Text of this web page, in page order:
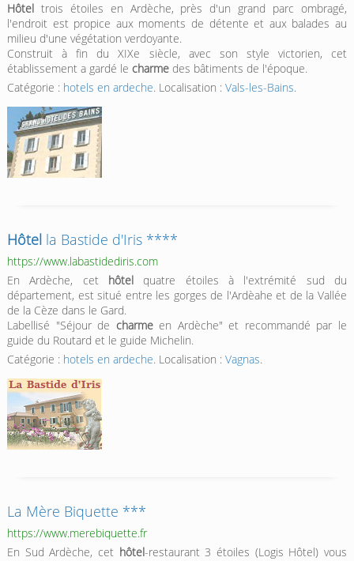
Hôteltrois étoiles en Ardèche, près d'un grand parc ombragé,
l'endroit est propice aux moments de détente et aux balades au
milieu d'une végétation verdoyante.
Construit à fin du XIXe siècle, avec son style victorien, cet
établissement a gardé le charmedes bâtiments de l'époque.
Catégorie : hotels en ardeche. Localisation : Vals-les-Bains.
Hôtella Bastide d'Iris ****
https://www.labastidediris.com
En Ardèche, cet hôtelquatre étoiles à l'extrémité sud du
département, est situé entre les gorges de l'Ardèahe et de la Vallée
de la Cèze dans le Gard.
Labellisé "Séjour de charmeen Ardèche" et recommandé par le
guide du Routard et le guide Michelin.
Catégorie : hotels en ardeche. Localisation : Vagnas.
La Mère Biquette ***
https://www.merebiquette.fr
En Sud Ardèche, cet hôtel-restaurant 3 étoiles (Logis Hôtel) vous